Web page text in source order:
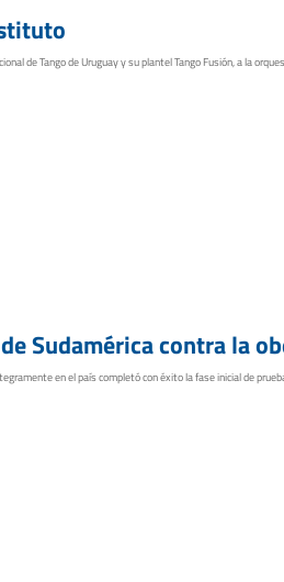
de Tango de Uruguay y su plantel Tango Fusión, a la
Sudamérica contra la
en el país completó con éxito la fase inicial de